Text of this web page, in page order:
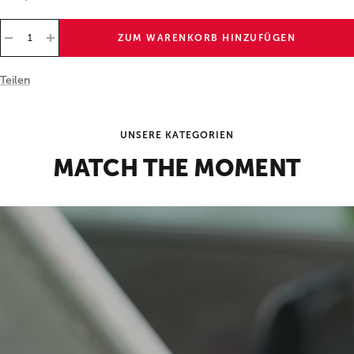
ZUM WARENKORB HINZUFÜGEN
Teilen
UNSERE KATEGORIEN
MATCH THE MOMENT